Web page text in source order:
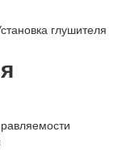
глушителя